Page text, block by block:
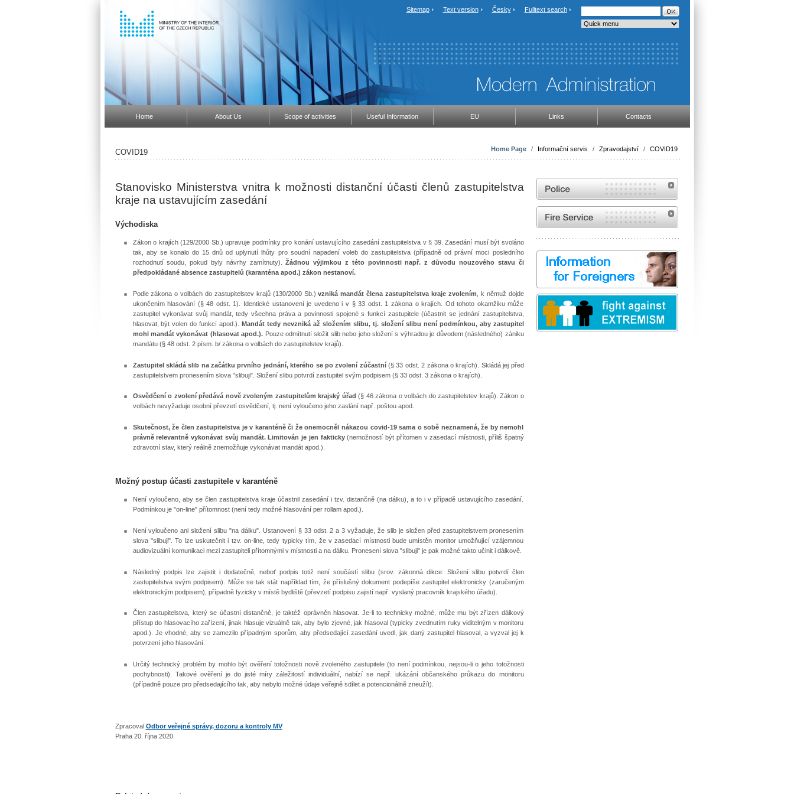
Sitemap Text version Česky Fulltext search
Home About Us Scope of activities Useful Information EU Links Contacts
Home Page / Informační servis / Zpravodajství / COVID19
COVID19
Stanovisko Ministerstva vnitra k možnosti distanční účasti členů zastupitelstva
kraje na ustavujícím zasedání
Východiska
Zákon o krajích (129/2000 Sb.) upravuje podmínky pro konání ustavujícího zasedání zastupitelstva v § 39. Zasedání musí být svoláno
tak, aby se konalo do 15 dnů od uplynutí lhůty pro soudní napadení voleb do zastupitelstva (případně od právní moci posledního
rozhodnutí soudu, pokud byly návrhy zamítnuty).Žádnou výjimkou z této povinnosti např. z důvodu nouzového stavu či
předpokládané absence zastupitelů (karanténa apod.) zákon nestanoví.
Podle zákona o volbách do zastupitelstev krajů (130/2000 Sb.)vzniká mandát člena zastupitelstva kraje zvolením , k němuž dojde
ukončením hlasování (§ 48 odst. 1). Identické ustanovení je uvedeno i v § 33 odst. 1 zákona o krajích. Od tohoto okamžiku může
zastupitel vykonávat svůj mandát, tedy všechna práva a povinnosti spojené s funkcí zastupitele (účastnit se jednání zastupitelstva,
hlasovat, být volen do funkcí apod.).Mandát tedy nevzniká až složením slibu, tj. složení slibu není podmínkou, aby zastupitel
mohl mandát vykonávat (hlasovat apod.). Pouze odmítnutí složit slib nebo jeho složení s výhradou je důvodem (následného) zániku
mandátu (§ 48 odst. 2 písm. b/ zákona o volbách do zastupitelstev krajů).
Zastupitel skládá slib na začátku prvního jednání, kterého se po zvolení zúčastní(§ 33 odst. 2 zákona o krajích). Skládá jej před
zastupitelstvem pronesením slova "slibuji". Složení slibu potvrdí zastupitel svým podpisem (§ 33 odst. 3 zákona o krajích).
Osvědčení o zvolení předává nově zvoleným zastupitelům krajský úřad (§ 46 zákona o volbách do zastupitelstev krajů). Zákon o
volbách nevyžaduje osobní převzetí osvědčení, tj. není vyloučeno jeho zaslání např. poštou apod.
Skutečnost, že člen zastupitelstva je v karanténě či že onemocněl nákazou covid-19 sama o sobě neznamená, že by nemohl
právně relevantně vykonávat svůj mandát. Limitován je jen fakticky(nemožností být přítomen v zasedací místnosti, příliš špatný
zdravotní stav, který reálně znemožňuje vykonávat mandát apod.).
Možný postup účasti zastupitele v karanténě
Není vyloučeno, aby se člen zastupitelstva kraje účastnil zasedání i tzv. distančně (na dálku), a to i v případě ustavujícího zasedání.
Podmínkou je "on-line" přítomnost (není tedy možné hlasování per rollam apod.).
Není vyloučeno ani složení slibu "na dálku". Ustanovení § 33 odst. 2 a 3 vyžaduje, že slib je složen před zastupitelstvem pronesením
slova "slibuji". To lze uskutečnit i tzv. on-line, tedy typicky tím, že v zasedací místnosti bude umístěn monitor umožňující vzájemnou
audiovizuální komunikaci mezi zastupiteli přítomnými v místnosti a na dálku. Pronesení slova "slibuji" je pak možné takto učinit i dálkově.
Následný podpis lze zajistit i dodatečně, neboť podpis totiž není součástí slibu (srov. zákonná dikce: Složení slibu potvrdí člen
zastupitelstva svým podpisem). Může se tak stát například tím, že příslušný dokument podepíše zastupitel elektronicky (zaručeným
elektronickým podpisem), případně fyzicky v místě bydliště (převzetí podpisu zajistí např. vyslaný pracovník krajského úřadu).
Člen zastupitelstva, který se účastní distančně, je taktéž oprávněn hlasovat. Je-li to technicky možné, může mu být zřízen dálkový
přístup do hlasovacího zařízení, jinak hlasuje vizuálně tak, aby bylo zjevné, jak hlasoval (typicky zvednutím ruky viditelným v monitoru
apod.). Je vhodné, aby se zamezilo případným sporům, aby předsedající zasedání uvedl, jak daný zastupitel hlasoval, a vyzval jej k
potvrzení jeho hlasování.
Určitý technický problém by mohlo být ověření totožnosti nově zvoleného zastupitele (to není podmínkou, nejsou-li o jeho totožnosti
pochybnosti). Takové ověření je do jisté míry záležitostí individuální, nabízí se např. ukázání občanského průkazu do monitoru
(případně pouze pro předsedajícího tak, aby nebylo možné údaje veřejně sdílet a potencionálně zneužít).
Zpracoval Odbor veřejné správy, dozoru a kontroly MV
Praha 20. října 2020
Website of the Police of the Czech Republic
Website of the Fire and Rescue Service of the
Czech Republic